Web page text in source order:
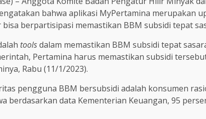
bahwa aplikasi MyPertamina merupakan
bisa berpartisipasi memastikan BBM subsidi tepat
toolsdalam memastikan BBM subsidi tepat
Pertamina harus memastikan subsidi
Rabu (11/1/2023).
pengguna BBM bersubsidi adalah konsumen
berdasarkan data Kementerian Keuangan, 95